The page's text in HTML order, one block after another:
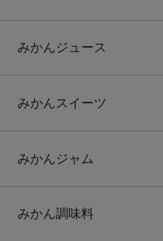
みかんジュース
みかんスイーツ
みかんジャム
みかん調味料